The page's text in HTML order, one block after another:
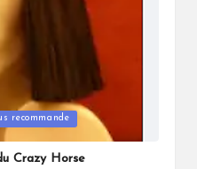
recommande
Crazy Horse